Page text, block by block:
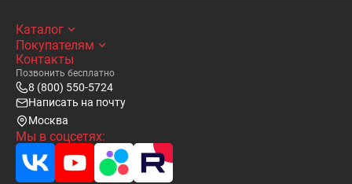
Каталог
Покупателям
Контакты
Позвонить бесплатно
8 (800) 550-5724
Написать на почту
Москва
Мы в соцсетях: